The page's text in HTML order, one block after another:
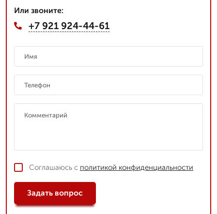
Или звоните:
+7 921 924-44-61
Соглашаюсь с политикой конфиденциальности
Задать вопрос